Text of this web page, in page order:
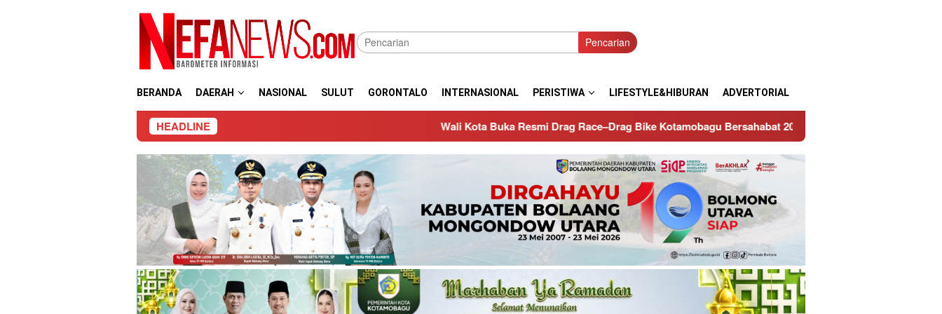
Pencarian
BERANDA DAERAH NASIONAL SULUT GORONTALO INTERNASIONAL PERISTIWA LIFESTYLE&HIBURAN ADVERTORIAL
HEADLINE Wali Kota Buka Resmi Drag Race–Drag Bike Kotamobagu Bersahabat 2026: Saat Hobi Otomotif Pemuda Disalurkan di Jalur